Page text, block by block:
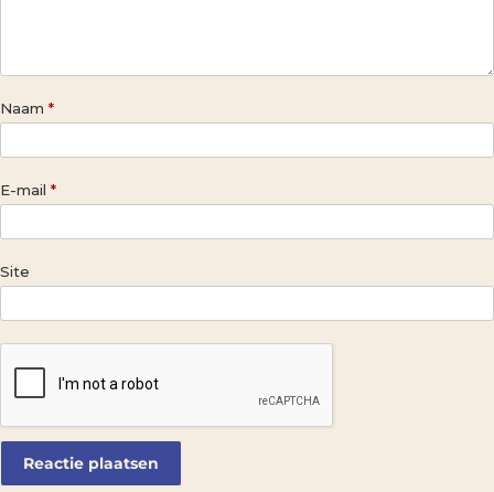
Naam *
E-mail *
Site